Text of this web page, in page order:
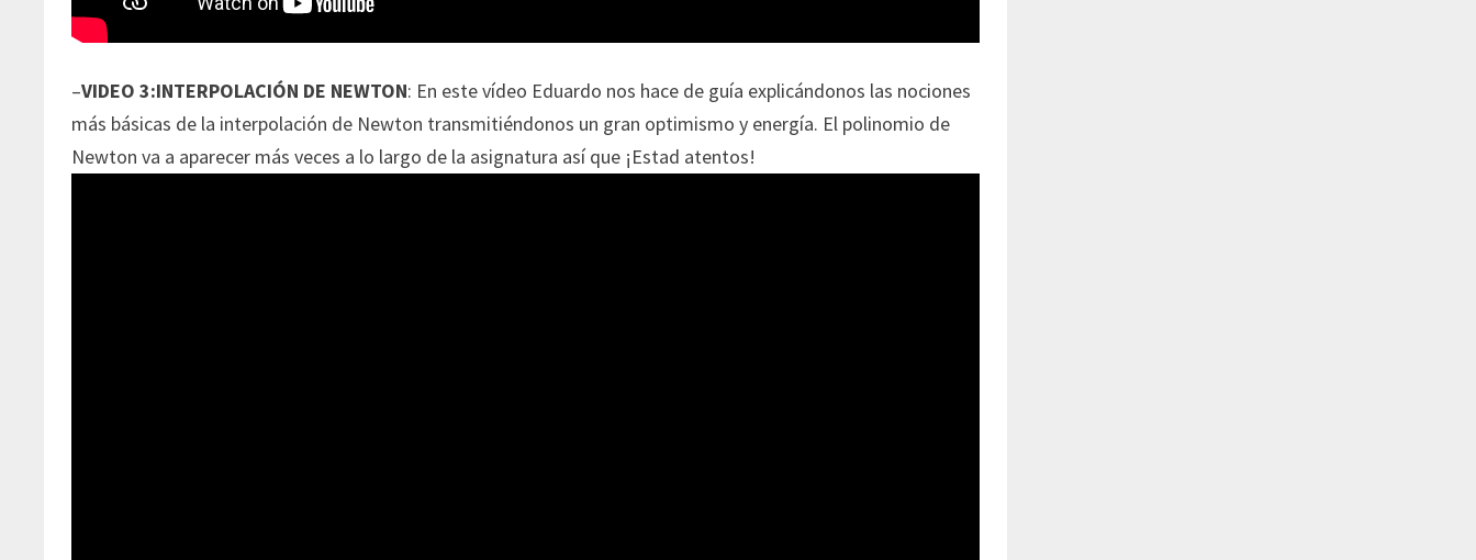
–VIDEO 3:INTERPOLACIÓN DE NEWTON: En este vídeo Eduardo nos hace de guía explicándonos las nociones
más básicas de la interpolación de Newton transmitiéndonos un gran optimismo y energía. El polinomio de
Newton va a aparecer más veces a lo largo de la asignatura así que ¡Estad atentos!